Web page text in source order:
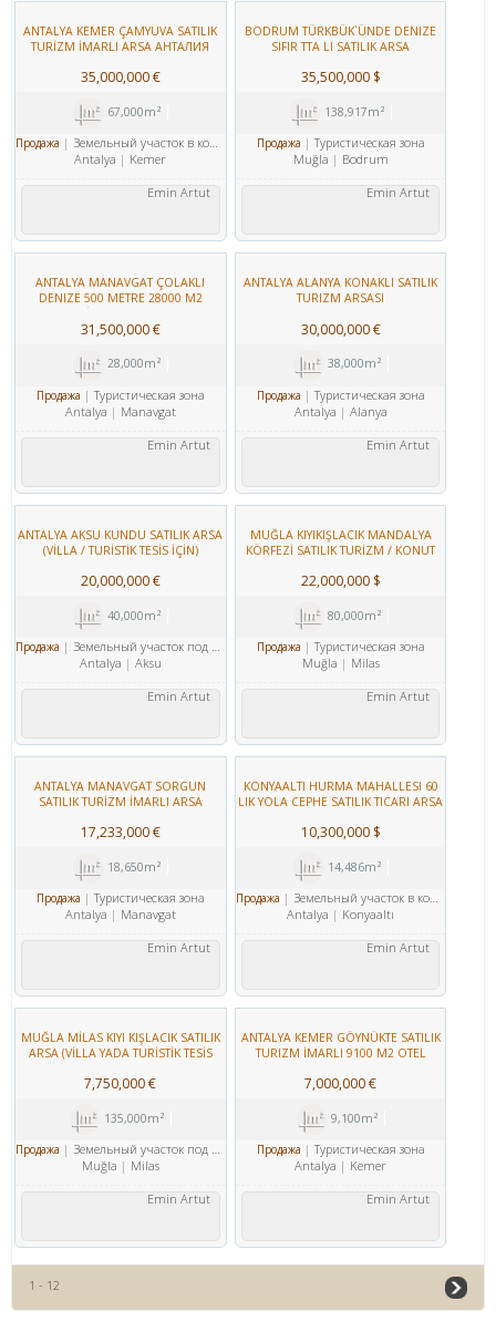
ANTALYA KEMER ÇAMYUVA SATILIK
TURİZM İMARLI ARSA АНТАЛИЯ
ТУРИЗМ ЗОНИРОВАННЫЙ.
35,000,000 €
67,000m²
Продажа
Земельный участок в коммерческой зоне
Antalya
Kemer
Emin Artut
BODRUM TÜRKBÜK`ÜNDE DENIZE
SIFIR TTA LI SATILIK ARSA
35,500,000 $
138,917m²
Продажа
Туристическая зона
Muğla
Bodrum
Emin Artut
ANTALYA MANAVGAT ÇOLAKLI
DENIZE 500 METRE 28000 M2
31,500,000 €
28,000m²
Продажа
Туристическая зона
Antalya
Manavgat
Emin Artut
ANTALYA ALANYA KONAKLI SATILIK
TURIZM ARSASI
30,000,000 €
38,000m²
Продажа
Туристическая зона
Antalya
Alanya
Emin Artut
ANTALYA AKSU KUNDU SATILIK ARSA
(VİLLA / TURİSTİK TESİS İÇİN)
КУНДУ
20,000,000 €
40,000m²
Продажа
Земельный участок под жилую и коммерческую застройку
Antalya
Aksu
Emin Artut
MUĞLA KIYIKIŞLACIK MANDALYA
KÖRFEZİ SATILIK TURİZM / KONUT
22,000,000 $
80,000m²
Продажа
Туристическая зона
Muğla
Milas
Emin Artut
ANTALYA MANAVGAT SORGUN
SATILIK TURİZM İMARLI ARSA
ПРОДАЖА ЗЕМЛЯ ТУРИЗМ
17,233,000 €
18,650m²
Продажа
Туристическая зона
Antalya
Manavgat
Emin Artut
KONYAALTI HURMA MAHALLESI 60
LIK YOLA CEPHE SATILIK TICARI ARSA
10,300,000 $
14,486m²
Продажа
Земельный участок в коммерческой зоне
Antalya
Konyaaltı
Emin Artut
MUĞLA MİLAS KIYI KIŞLACIK SATILIK
ARSA (VİLLA YADA TURİSTİK TESİS
ПРОДАЖА ЗЕМЛЯ
7,750,000 €
135,000m²
Продажа
Земельный участок под жилую и коммерческую застройку
Muğla
Milas
Emin Artut
ANTALYA KEMER GÖYNÜKTE SATILIK
TURIZM İMARLI 9100 M2 OTEL
7,000,000 €
9,100m²
Продажа
Туристическая зона
Antalya
Kemer
Emin Artut
1 - 12